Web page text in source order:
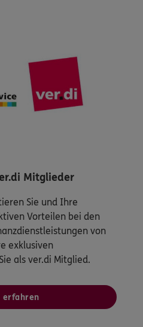
Mitglieder
Sie und Ihre
Vorteilen bei den
von
exklusiven
als ver.di Mitglied.
erfahren